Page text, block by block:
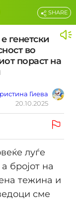
генетски
во
пораст на
Гиева
20.10.2025
SHARE
луѓе
бројот на
тежина и
сме